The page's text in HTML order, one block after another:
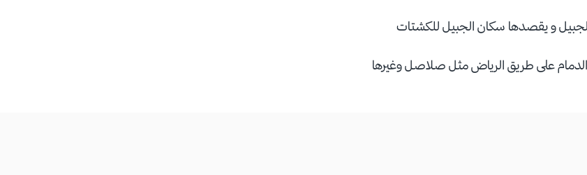
و يقصدها سكان الجبيل للكشتات
على طريق الرياض مثل صلاصل وغيرها